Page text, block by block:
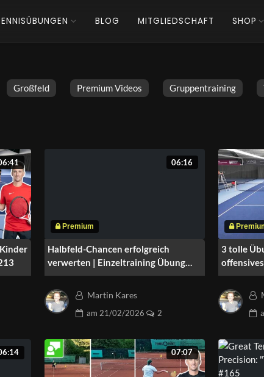
BLOG MITGLIEDSCHAFT SHOP
Großfeld Premium Videos Gruppentraining
06:16
Halbfeld-Chancen erfolgreich
verwerten | Einzeltraining Übung
„Elfmeter“ #185
Martin Kares
am 21/02/2026 2
3 tolle
07:07